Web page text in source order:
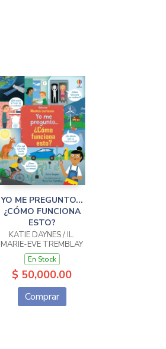
YO ME PREGUNTO...
¿CÓMO FUNCIONA
ESTO?
KATIE DAYNES / IL.
MARIE-EVE TREMBLAY
En Stock
$ 50,000.00
Comprar